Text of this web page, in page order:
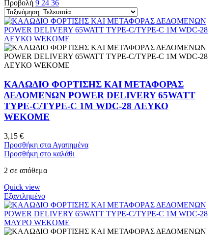
Προβολή 9 24 36
ΚΑΛΩΔΙΟ ΦΟΡΤΙΣΗΣ ΚΑΙ ΜΕΤΑΦΟΡΑΣ
ΔΕΔΟΜΕΝΩΝ POWER DELIVERY 65WATT
TYPE-C/TYPE-C 1M WDC-28 ΛΕΥΚΟ
WEKOME
3,15 €
Προσθήκη στα Αγαπημένα
Προσθήκη στο καλάθι
2 σε απόθεμα
Quick view
Εξαντλημένο